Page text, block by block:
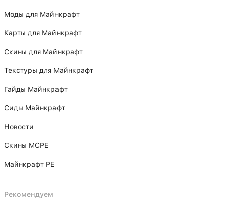
Моды для Майнкрафт
Карты для Майнкрафт
Скины для Майнкрафт
Текстуры для Майнкрафт
Гайды Майнкрафт
Сиды Майнкрафт
Новости
Скины MCPE
Майнкрафт PE
Рекомендуем